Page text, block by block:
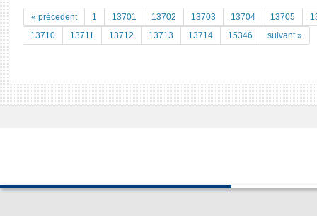
« précedent 1 13701 13702 13703 13704 13705
13710
13711 13712 13713 13714 15346 suivant »